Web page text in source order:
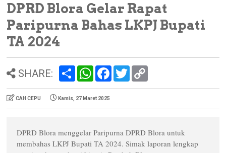
DPRD Blora Gelar Rapat
Paripurna Bahas LKPJ Bupati
TA 2024
SHARE:
e
W
s
A
o
w
e
i
CAH CEPU Kamis, 27 Maret 2025
DPRD Blora menggelar Paripurna DPRD Blora untuk
membahas LKPJ Bupati TA 2024. Simak laporan lengkap